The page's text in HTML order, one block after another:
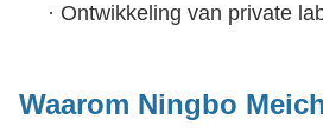
· Ontwikkeling van private
Waarom Ningbo